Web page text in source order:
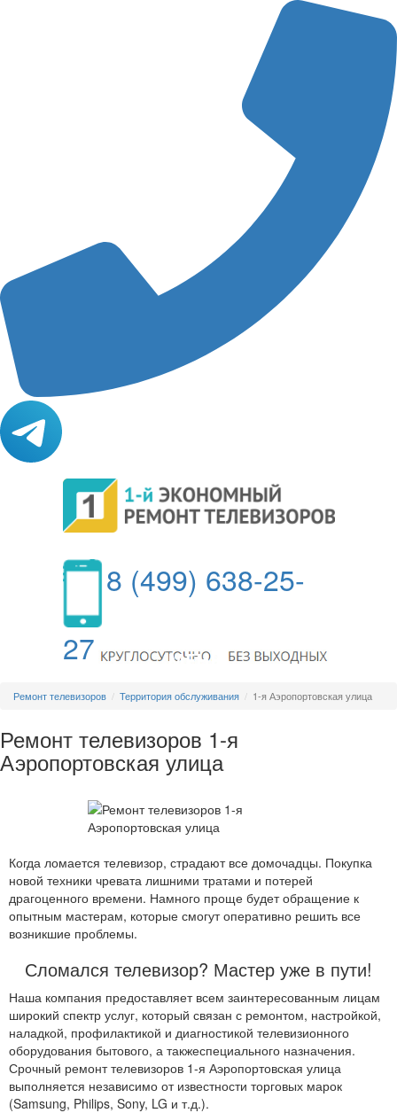
8 (499) 638-25-
27
МЕНЮ
Ремонт телевизоров Территория обслуживания 1-я Аэропортовская улица
Ремонт телевизоров 1-я
Аэропортовская улица
Когда ломается телевизор, страдают все домочадцы. Покупка
новой техники чревата лишними тратами и потерей
драгоценного времени. Намного проще будет обращение к
опытным мастерам, которые смогут оперативно решить все
возникшие проблемы.
Сломался телевизор? Мастер уже в пути!
Наша компания предоставляет всем заинтересованным лицам
широкий спектр услуг, который связан с ремонтом, настройкой,
наладкой, профилактикой и диагностикой телевизионного
оборудования бытового, а такжеспециального назначения.
Срочный ремонт телевизоров 1-я Аэропортовская улица
выполняется независимо от известности торговых марок
(Samsung, Philips, Sony, LG и т.д.).